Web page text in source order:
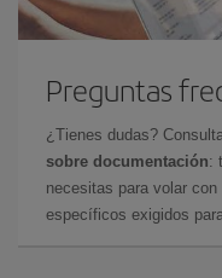
Preguntas
¿Tienes dudas?
sobre documentación:
necesitas para volar
específicos exigidos